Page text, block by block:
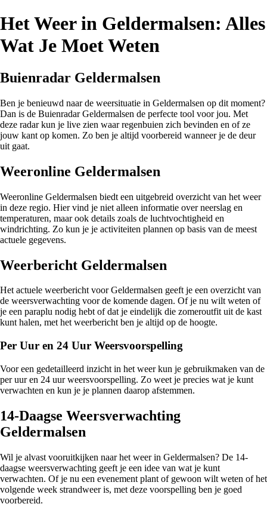
Het Weer in Geldermalsen: Alles
Wat Je Moet Weten
Buienradar Geldermalsen
Ben je benieuwd naar de weersituatie in Geldermalsen op dit moment?
Dan is de Buienradar Geldermalsen de perfecte tool voor jou. Met
deze radar kun je live zien waar regenbuien zich bevinden en of ze
jouw kant op komen. Zo ben je altijd voorbereid wanneer je de deur
uit gaat.
Weeronline Geldermalsen
Weeronline Geldermalsen biedt een uitgebreid overzicht van het weer
in deze regio. Hier vind je niet alleen informatie over neerslag en
temperaturen, maar ook details zoals de luchtvochtigheid en
windrichting. Zo kun je je activiteiten plannen op basis van de meest
actuele gegevens.
Weerbericht Geldermalsen
Het actuele weerbericht voor Geldermalsen geeft je een overzicht van
de weersverwachting voor de komende dagen. Of je nu wilt weten of
je een paraplu nodig hebt of dat je eindelijk die zomeroutfit uit de kast
kunt halen, met het weerbericht ben je altijd op de hoogte.
Per Uur en 24 Uur Weersvoorspelling
Voor een gedetailleerd inzicht in het weer kun je gebruikmaken van de
per uur en 24 uur weersvoorspelling. Zo weet je precies wat je kunt
verwachten en kun je je plannen daarop afstemmen.
14-Daagse Weersverwachting
Geldermalsen
Wil je alvast vooruitkijken naar het weer in Geldermalsen? De 14-
daagse weersverwachting geeft je een idee van wat je kunt
verwachten. Of je nu een evenement plant of gewoon wilt weten of het
volgende week strandweer is, met deze voorspelling ben je goed
voorbereid.